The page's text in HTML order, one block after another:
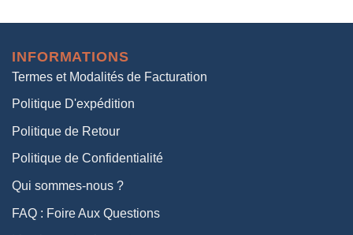
initial
38,00€.
actuel
INFORMATIONS
Termes et Modalités de Facturation
Politique D'expédition
Politique de Retour
Politique de Confidentialité
Qui sommes-nous ?
FAQ : Foire Aux Questions